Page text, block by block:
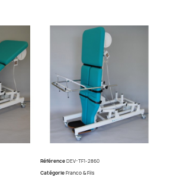
RéférenceDEV-TF1-2860
CatégorieFranco & Fils